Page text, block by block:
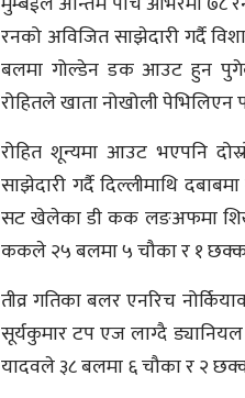
रनको अविजित साझेदारी गर्दै
बलमा गोल्डेन डक आउट हुन
रोहितले खाता नोखोली पेभिलिएन
रोहित शून्यमा आउट भएपनि
साझेदारी गर्दै दिल्लीमाथि
सट खेलेका डी कक लङअफमा
ककले २५ बलमा ५ चौका र १ छक्का
तीव्र गतिका बलर एनरिच
सूर्यकुमार टप एज लाग्दै
यादवले ३८ बलमा ६ चौका र २